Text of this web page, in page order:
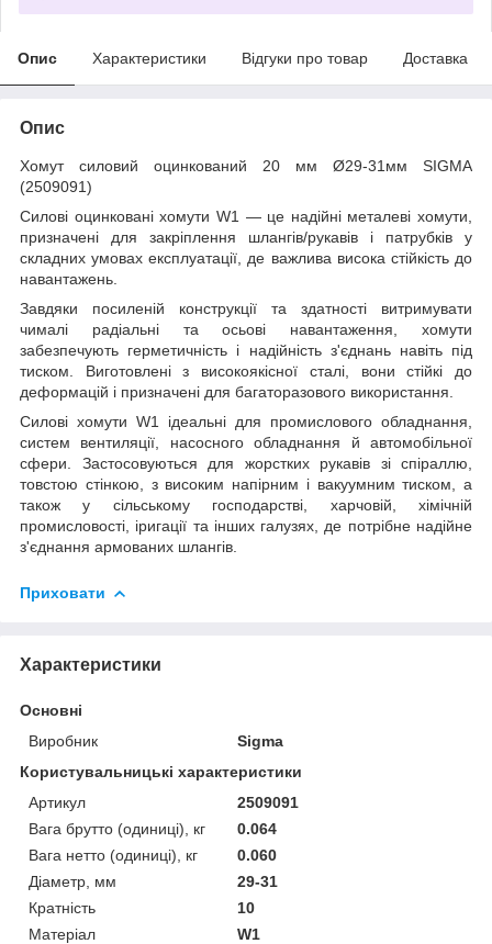
Опис Характеристики Відгуки про товар Доставка
Опис
Хомут силовий оцинкований 20 мм Ø29-31мм SIGMA
(2509091)
Силові оцинковані хомути W1 — це надійні металеві хомути,
призначені для закріплення шлангів/рукавів і патрубків у
складних умовах експлуатації, де важлива висока стійкість до
навантажень.
Завдяки посиленій конструкції та здатності витримувати
чималі радіальні та осьові навантаження, хомути
забезпечують герметичність і надійність з'єднань навіть під
тиском. Виготовлені з високоякісної сталі, вони стійкі до
деформацій і призначені для багаторазового використання.
Силові хомути W1 ідеальні для промислового обладнання,
систем вентиляції, насосного обладнання й автомобільної
сфери. Застосовуються для жорстких рукавів зі спіраллю,
товстою стінкою, з високим напірним і вакуумним тиском, а
також у сільському господарстві, харчовій, хімічній
промисловості, іригації та інших галузях, де потрібне надійне
з'єднання армованих шлангів.
Приховати
Характеристики
Основні
Виробник
Sigma
Користувальницькі характеристики
Артикул
2509091
Вага брутто (одиниці), кг
0.064
Вага нетто (одиниці), кг
0.060
Діаметр, мм
29-31
Кратність
10
Матеріал
W1